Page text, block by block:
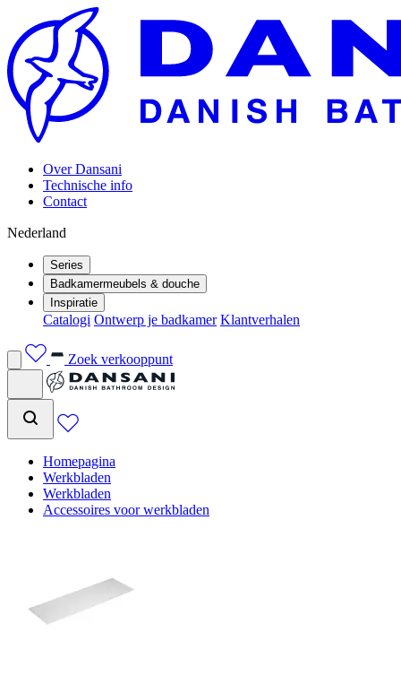
Over Dansani
Technische info
Contact
Nederland
Series
Badkamermeubels & douche
Inspiratie
Catalogi Ontwerp je badkamer Klantverhalen
Zoek verkooppunt
Homepagina
Werkbladen
Werkbladen
Accessoires voor werkbladen